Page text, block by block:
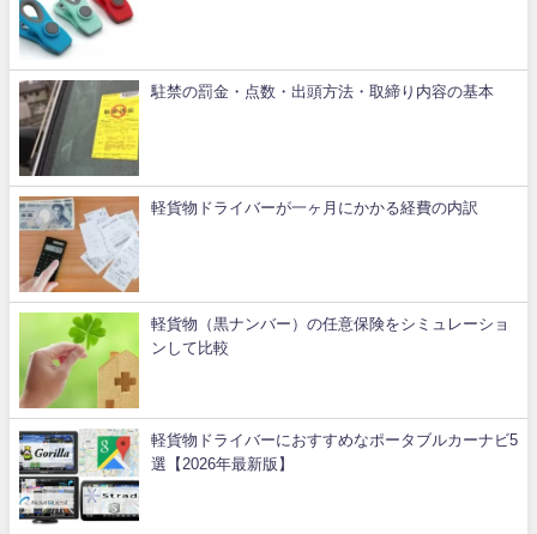
駐禁の罰金・点数・出頭方法・取締り内容の基本
軽貨物ドライバーが一ヶ月にかかる経費の内訳
軽貨物（黒ナンバー）の任意保険をシミュレーショ
ンして比較
軽貨物ドライバーにおすすめなポータブルカーナビ5
選【2026年最新版】